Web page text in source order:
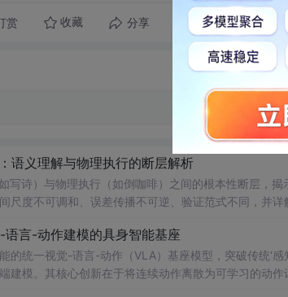
赏 收藏 分享 转发到动态
语义理解与物理执行的断层解析
写诗）与物理执行（如倒咖啡）之间的根本性断层，
尺度不可调和、误差传播不可逆、验证范式不同，并
言-动作建模的具身智能基座
的统一视觉-语言-动作（VLA）基座模型，突破传统‘
建模。其核心创新在于将连续动作离散为可学习的动